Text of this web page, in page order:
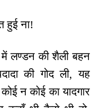
हुई ना!
में लण्डन की शैली बहन
की गोद ली, यह
न कोई का यादगार